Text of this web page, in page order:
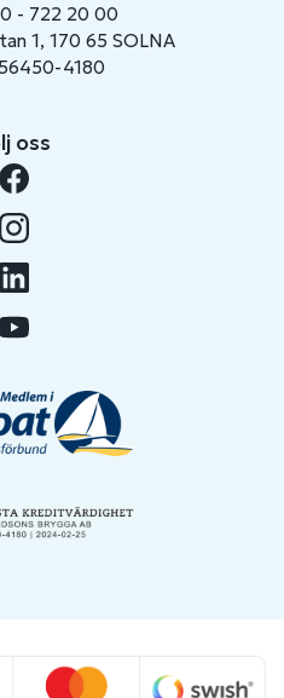
- 722 20 00
1, 170 65 SOLNA
4180
oss